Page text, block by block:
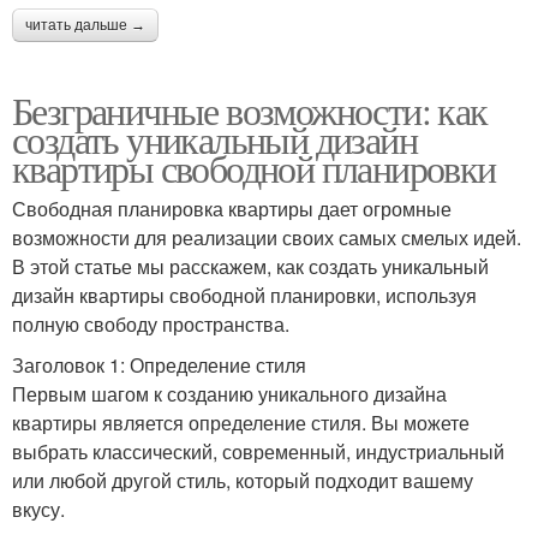
читать дальше →
Безграничные возможности: как
создать уникальный дизайн
квартиры свободной планировки
Свободная планировка квартиры дает огромные
возможности для реализации своих самых смелых идей.
В этой статье мы расскажем, как создать уникальный
дизайн квартиры свободной планировки, используя
полную свободу пространства.
Заголовок 1: Определение стиля
Первым шагом к созданию уникального дизайна
квартиры является определение стиля. Вы можете
выбрать классический, современный, индустриальный
или любой другой стиль, который подходит вашему
вкусу.